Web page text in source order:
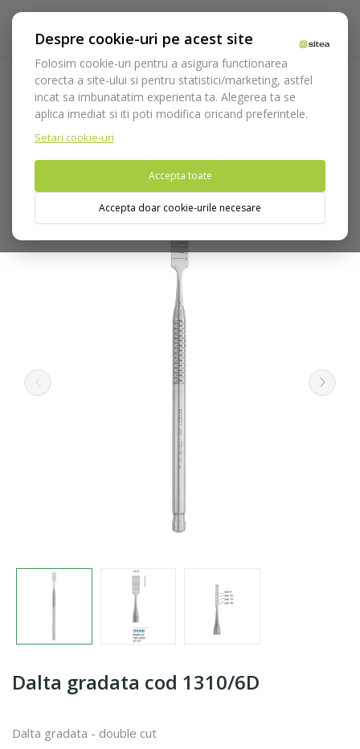
Despre cookie-uri pe acest site
Folosim cookie-uri pentru a asigura functionarea
corecta a site-ului si pentru statistici/marketing, astfel
incat sa imbunatatim experienta ta. Alegerea ta se
aplica imediat si iti poti modifica oricand preferintele.
Setari cookie-uri
Accepta toate
Accepta doar cookie-urile necesare
Acasa Instrumentar Chirurgie si implantologie
Dalta gradata cod 1310/6D
Nu puteti plasa comenzi din tara din care accesati website-ul
Dalta gradata cod 1310/6D
Dalta gradata - double cut